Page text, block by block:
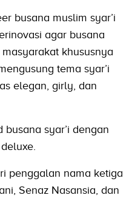
busana muslim syar’i
agar busana
khususnya
tema syar’i
elegan, girly, dan
busana syar’i dengan
penggalan nama ketiga
Senaz Nasansia, dan